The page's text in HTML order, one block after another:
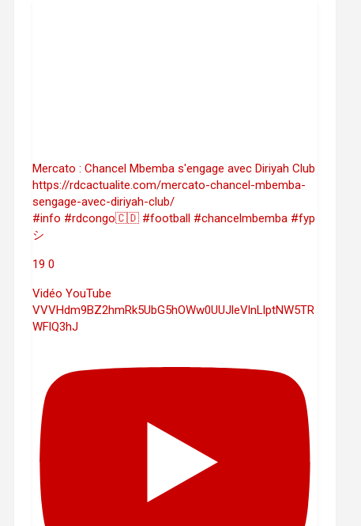
Mercato : Chancel Mbemba s'engage avec Diriyah Club
https://rdcactualite.com/mercato-chancel-mbemba-
sengage-avec-diriyah-club/
#info #rdcongo🇨🇩 #football #chancelmbemba #fyp
シ
19 0
Vidéo YouTube
VVVHdm9BZ2hmRk5UbG5hOWw0UUJleVlnLlptNW5TR
WFlQ3hJ